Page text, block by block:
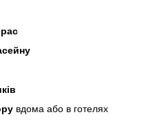
вдома або в готелях